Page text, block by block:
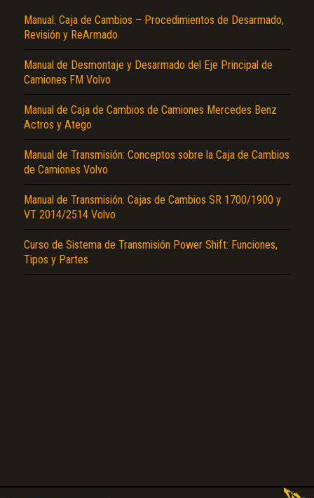
Manual: Caja de Cambios – Procedimientos de Desarmado,
Revisión y ReArmado
Manual de Desmontaje y Desarmado del Eje Principal de
Camiones FM Volvo
Manual de Caja de Cambios de Camiones Mercedes Benz
Actros y Atego
Manual de Transmisión: Conceptos sobre la Caja de Cambios
de Camiones Volvo
Manual de Transmisión: Cajas de Cambios SR 1700/1900 y
VT 2014/2514 Volvo
Curso de Sistema de Transmisión Power Shift: Funciones,
Tipos y Partes
No carga o no se visualiza el contenido.
Reportar otro tipo de error...